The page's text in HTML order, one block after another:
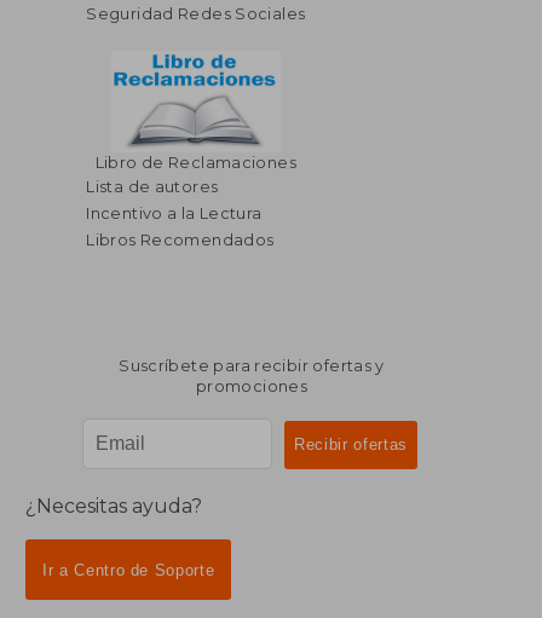
Seguridad Redes Sociales
Libro de Reclamaciones
Lista de autores
Incentivo a la Lectura
Libros Recomendados
Suscríbete para recibir ofertas y
promociones
¿Necesitas ayuda?
Ir a Centro de Soporte